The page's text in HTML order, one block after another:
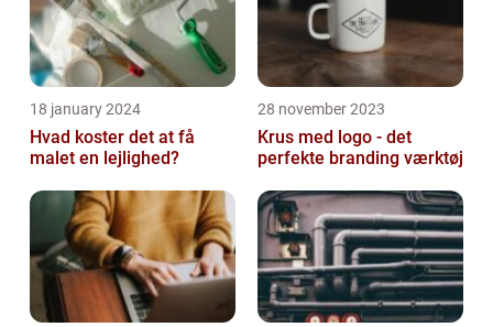
18 january 2024
Hvad koster det at få
malet en lejlighed?
28 november 2023
Krus med logo - det
perfekte branding værktøj